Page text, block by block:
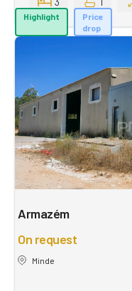
Highlight
Price
drop
Armazém
On request
Minde